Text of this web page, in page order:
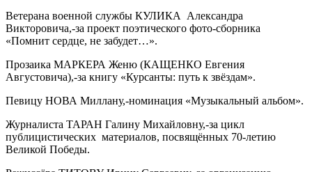
Ветерана военной службы КУЛИКА Александра
Викторовича,-за проект поэтического фото-сборника
«Помнит сердце, не забудет…».
Прозаика МАРКЕРА Женю (КАЩЕНКО Евгения
Августовича),-за книгу «Курсанты: путь к звёздам».
Певицу НОВА Миллану,-номинация «Музыкальный альбом».
Журналиста ТАРАН Галину Михайловну,-за цикл
публицистических материалов, посвящённых 70-летию
Великой Победы.